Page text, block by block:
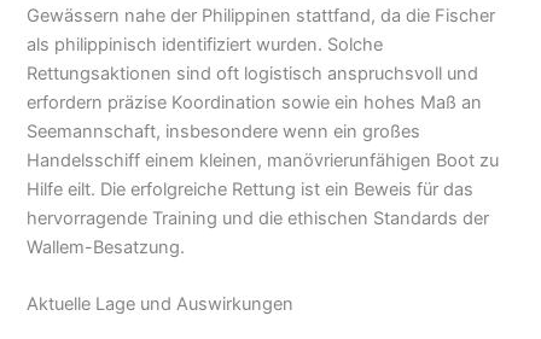
Gewässern nahe der Philippinen stattfand, da die Fischer
als philippinisch identifiziert wurden. Solche
Rettungsaktionen sind oft logistisch anspruchsvoll und
erfordern präzise Koordination sowie ein hohes Maß an
Seemannschaft, insbesondere wenn ein großes
Handelsschiff einem kleinen, manövrierunfähigen Boot zu
Hilfe eilt. Die erfolgreiche Rettung ist ein Beweis für das
hervorragende Training und die ethischen Standards der
Wallem-Besatzung.
Aktuelle Lage und Auswirkungen